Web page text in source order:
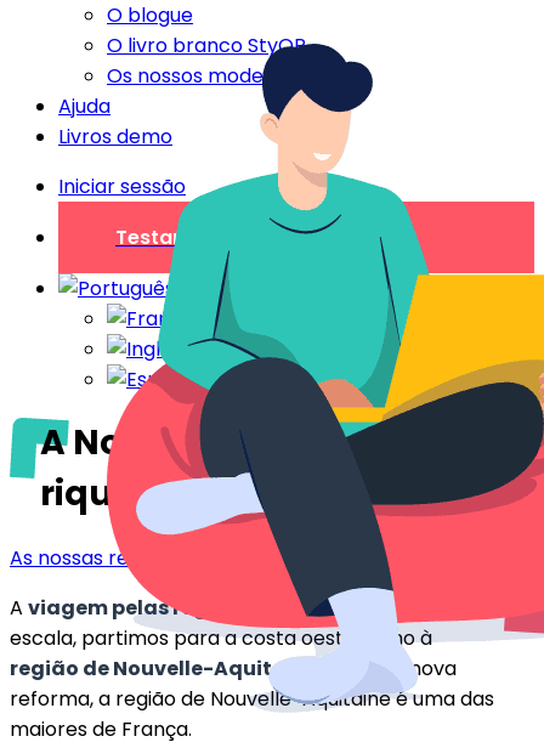
O blogue
O livro branco StyQR
Os nossos modelos StyQR
Ajuda
Livros demo
Iniciar sessão
Testar gratuitamente
A Nova Aquitânia e as suas
riquezas
As nossas regiões
A viagem pelas regiões
continua e, nesta quinta
escala, partimos para a costa oeste: rumo à
região de Nouvelle-Aquitaine
. Desde a nova
reforma, a região de Nouvelle-Aquitaine é uma das
maiores de França.